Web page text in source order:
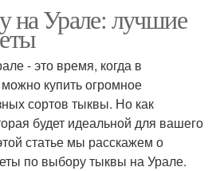
на Урале: лучшие
- это время, когда в
купить огромное
сортов тыквы. Но как
будет идеальной для вашего
статье мы расскажем о
по выбору тыквы на Урале.